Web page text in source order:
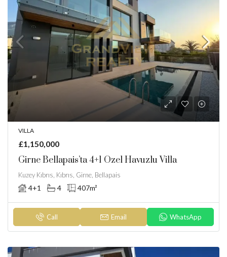
VILLA
£1,150,000
Girne Bellapais’ta 4+1 Özel Havuzlu Villa
Kuzey Kıbrıs, Kıbrıs, Girne, Bellapais
4+1 4 407m²
Call Email WhatsApp